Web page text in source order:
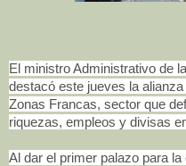
El ministro Administrativo de
destacó este jueves la
Zonas Francas, sector que
riquezas, empleos y divisas
Al dar el primer palazo para